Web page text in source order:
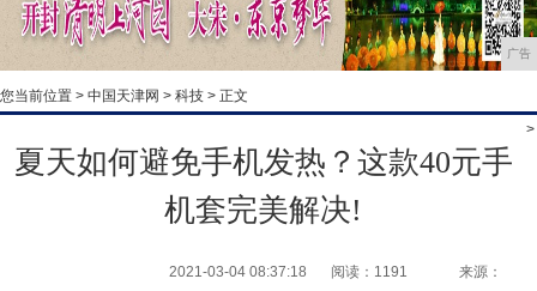
广告
您当前位置 > 中国天津网 > 科技 > 正文
>
夏天如何避免手机发热？这款40元手
机套完美解决!
2021-03-04 08:37:18 阅读：1191 来源：